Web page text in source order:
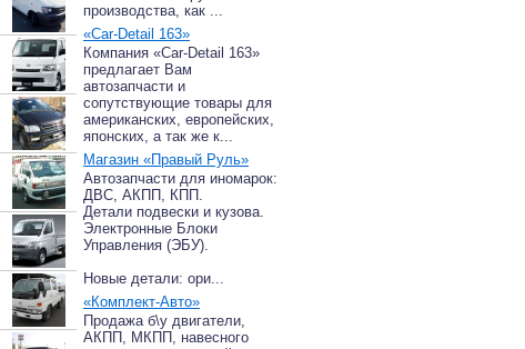
производства, как ...
«Car-Detail 163»
Компания «Car-Detail 163»
предлагает Вам
автозапчасти и
сопутствующие товары для
американских, европейских,
японских, а так же к...
Магазин «Правый Руль»
Автозапчасти для иномарок:
ДВС, АКПП, КПП.
Детали подвески и кузова.
Электронные Блоки
Управления (ЭБУ).
Новые детали: ори...
«Комплект-Авто»
Продажа б\у двигатели,
АКПП, МКПП, навесного